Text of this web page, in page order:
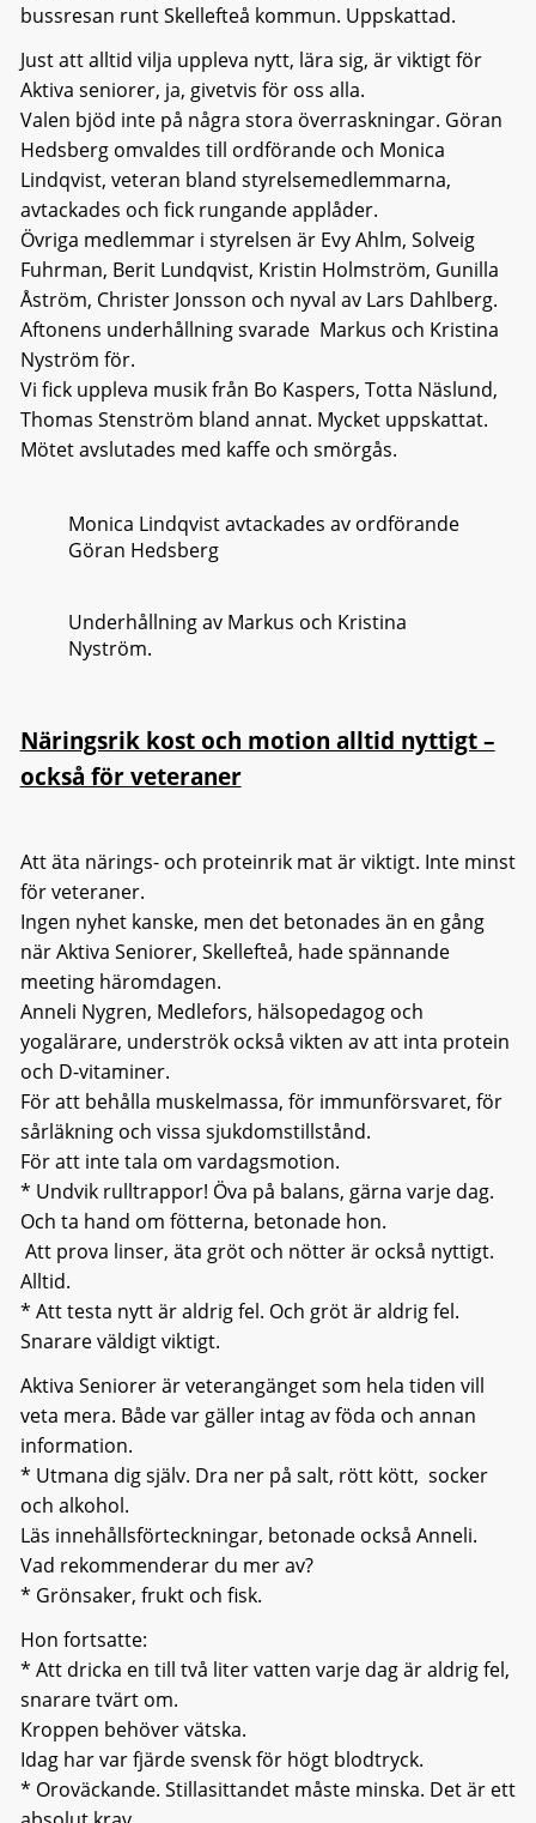
bussresan runt Skellefteå kommun. Uppskattad.
Just att alltid vilja uppleva nytt, lära sig, är viktigt för
Aktiva seniorer, ja, givetvis för oss alla.
Valen bjöd inte på några stora överraskningar. Göran
Hedsberg omvaldes till ordförande och Monica
Lindqvist, veteran bland styrelsemedlemmarna,
avtackades och fick rungande applåder.
Övriga medlemmar i styrelsen är Evy Ahlm, Solveig
Fuhrman, Berit Lundqvist, Kristin Holmström, Gunilla
Åström, Christer Jonsson och nyval av Lars Dahlberg.
Aftonens underhållning svarade Markus och Kristina
Nyström för.
Vi fick uppleva musik från Bo Kaspers, Totta Näslund,
Thomas Stenström bland annat. Mycket uppskattat.
Mötet avslutades med kaffe och smörgås.
Monica Lindqvist avtackades av ordförande
Göran Hedsberg
Underhållning av Markus och Kristina
Nyström.
Näringsrik kost och motion alltid nyttigt –
också för veteraner
Att äta närings- och proteinrik mat är viktigt. Inte minst
för veteraner.
Ingen nyhet kanske, men det betonades än en gång
när Aktiva Seniorer, Skellefteå, hade spännande
meeting häromdagen.
Anneli Nygren, Medlefors, hälsopedagog och
yogalärare, underströk också vikten av att inta protein
och D-vitaminer.
För att behålla muskelmassa, för immunförsvaret, för
sårläkning och vissa sjukdomstillstånd.
För att inte tala om vardagsmotion.
* Undvik rulltrappor! Öva på balans, gärna varje dag.
Och ta hand om fötterna, betonade hon.
Att prova linser, äta gröt och nötter är också nyttigt.
Alltid.
* Att testa nytt är aldrig fel. Och gröt är aldrig fel.
Snarare väldigt viktigt.
Aktiva Seniorer är veterangänget som hela tiden vill
veta mera. Både var gäller intag av föda och annan
information.
* Utmana dig själv. Dra ner på salt, rött kött, socker
och alkohol.
Läs innehållsförteckningar, betonade också Anneli.
Vad rekommenderar du mer av?
* Grönsaker, frukt och fisk.
Hon fortsatte:
* Att dricka en till två liter vatten varje dag är aldrig fel,
snarare tvärt om.
Kroppen behöver vätska.
Idag har var fjärde svensk för högt blodtryck.
* Oroväckande. Stillasittandet måste minska. Det är ett